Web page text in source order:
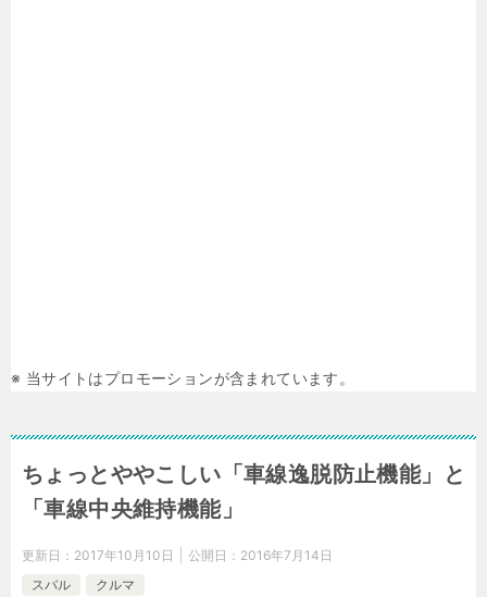
※ 当サイトはプロモーションが含まれています。
ちょっとややこしい「車線逸脱防止機能」と
「車線中央維持機能」
更新日： 2017年10月10日 公開日： 2016年7月14日
スバル
クルマ